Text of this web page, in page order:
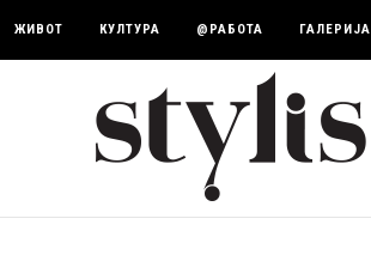
ЖИВОТ КУЛТУРА @РАБОТА ГАЛЕРИЈА